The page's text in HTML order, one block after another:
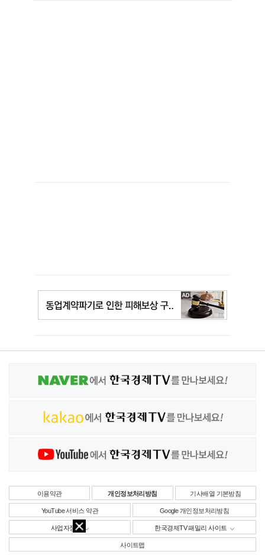
이용약관 개인정보처리방침 기사배열 기본방침
YouTube 서비스 약관 Google 개인정보처리방침
사업자정보 한국경제TV 패밀리 사이트
사이트맵